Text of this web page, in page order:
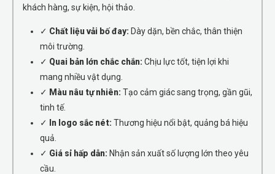
khách hàng, sự kiện, hội thảo.
✓ Chất liệu vải bố đay: Dày dặn, bền chắc, thân thiện
môi trường.
✓ Quai bản lớn chắc chắn: Chịu lực tốt, tiện lợi khi
mang nhiều vật dụng.
✓ Màu nâu tự nhiên: Tạo cảm giác sang trọng, gần gũi,
tinh tế.
✓ In logo sắc nét: Thương hiệu nổi bật, quảng bá hiệu
quả.
✓ Giá sỉ hấp dẫn: Nhận sản xuất số lượng lớn theo yêu
cầu.